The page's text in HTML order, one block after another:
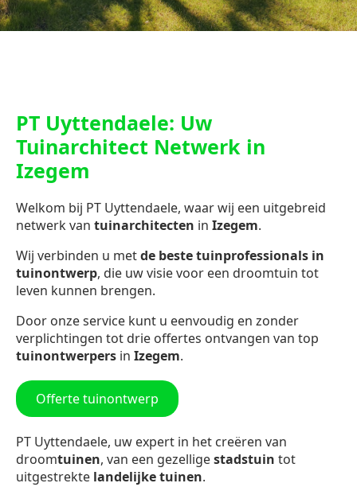
PT Uyttendaele: Uw
Tuinarchitect Netwerk in
Izegem
Welkom bij PT Uyttendaele, waar wij een uitgebreid
netwerk van tuinarchitecten in Izegem.
Wij verbinden u metde beste tuinprofessionals in
tuinontwerp, die uw visie voor een droomtuin tot
leven kunnen brengen.
Door onze service kunt u eenvoudig en zonder
verplichtingen tot drie offertes ontvangen van top
tuinontwerpers in Izegem.
Offerte tuinontwerp
PT Uyttendaele, uw expert in het creëren van
droomtuinen, van een gezelligestadstuin tot
uitgestrekte landelijke tuinen.